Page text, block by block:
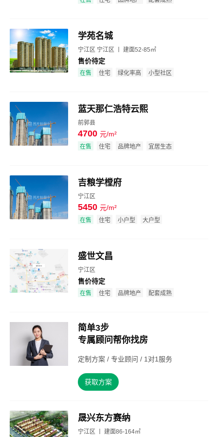
效果图
学苑名城
宁江区 宁江区 丨 建面52-85㎡
售价待定
在售 住宅 绿化率高 小型社区
效果图
蓝天那仁浩特云熙
前郭县
4700 元/m²
在售 住宅 品牌地产 宜居生态
效果图
吉粮学樘府
宁江区
5450 元/m²
在售 住宅 小户型 大户型
效果图
盛世文昌
宁江区
售价待定
在售 住宅 品牌地产 配套成熟
简单3步
专属顾问帮你找房
定制方案 / 专业顾问 / 1对1服务
获取方案
晟兴东方赛纳
宁江区 丨 建面86-164㎡